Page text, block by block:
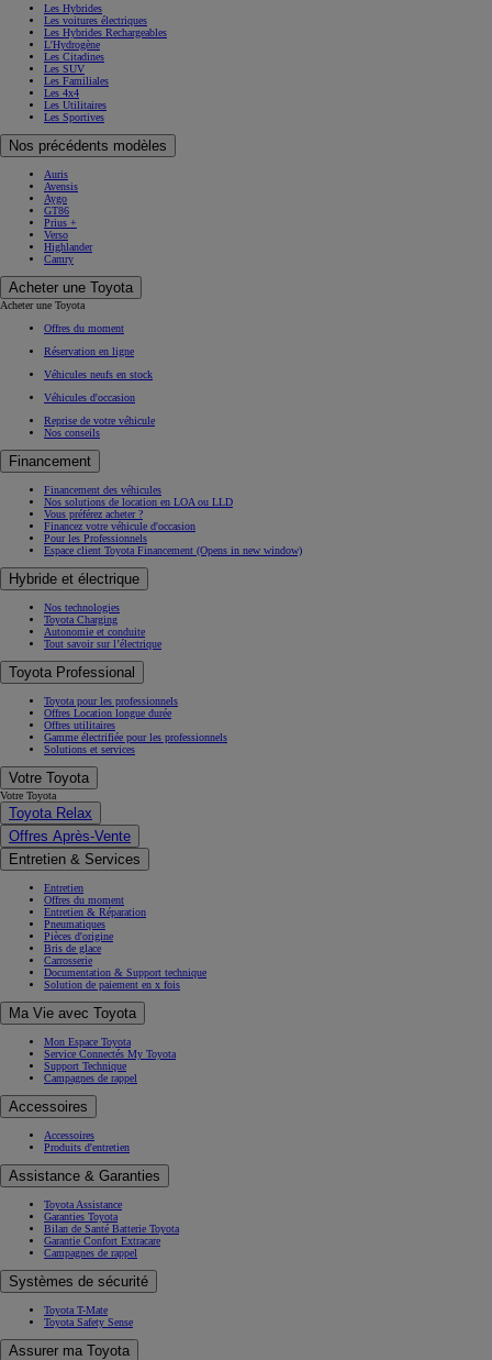
Les Hybrides
Les voitures électriques
Les Hybrides Rechargeables
L'Hydrogène
Les Citadines
Les SUV
Les Familiales
Les 4x4
Les Utilitaires
Les Sportives
Nos précédents modèles
Auris
Avensis
Aygo
GT86
Prius +
Verso
Highlander
Camry
Acheter une Toyota
Acheter une Toyota
Offres du moment
Réservation en ligne
Véhicules neufs en stock
Véhicules d'occasion
Reprise de votre véhicule
Nos conseils
Financement
Financement des véhicules
Nos solutions de location en LOA ou LLD
Vous préférez acheter ?
Financez votre véhicule d'occasion
Pour les Professionnels
Espace client Toyota Financement (Opens in new window)
Hybride et électrique
Nos technologies
Toyota Charging
Autonomie et conduite
Tout savoir sur l’électrique
Toyota Professional
Toyota pour les professionnels
Offres Location longue durée
Offres utilitaires
Gamme électrifiée pour les professionnels
Solutions et services
Votre Toyota
Votre Toyota
Toyota Relax
Offres Après-Vente
Entretien & Services
Entretien
Offres du moment
Entretien & Réparation
Pneumatiques
Pièces d'origine
Bris de glace
Carrosserie
Documentation & Support technique
Solution de paiement en x fois
Ma Vie avec Toyota
Mon Espace Toyota
Service Connectés My Toyota
Support Technique
Campagnes de rappel
Accessoires
Accessoires
Produits d'entretien
Assistance & Garanties
Toyota Assistance
Garanties Toyota
Bilan de Santé Batterie Toyota
Garantie Confort Extracare
Campagnes de rappel
Systèmes de sécurité
Toyota T-Mate
Toyota Safety Sense
Assurer ma Toyota